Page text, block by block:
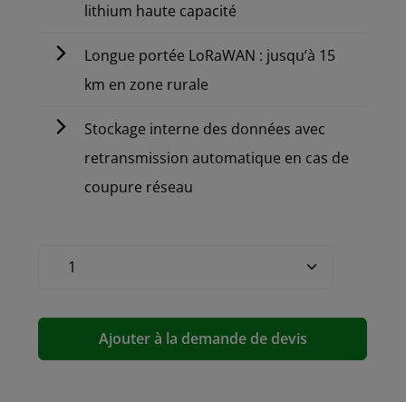
lithium haute capacité
Longue portée LoRaWAN : jusqu’à 15
km en zone rurale
Stockage interne des données avec
retransmission automatique en cas de
coupure réseau
Ajouter à la demande de devis